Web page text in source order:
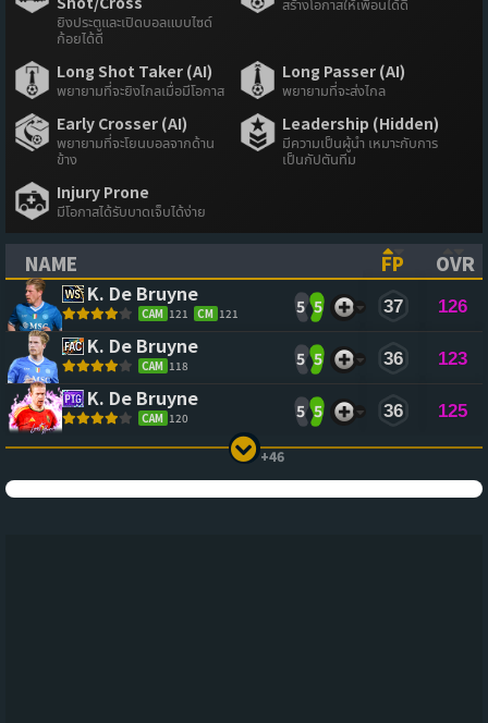
ยิงประตูและเปิดบอลแบบไซด์
ก้อยได้ดี
สร้างโอกาสให้เพื่อนได้ดี
Long Shot Taker (AI)
พยายามที่จะยิงไกลเมื่อมีโอกาส
Long Passer (AI)
พยายามที่จะส่งไกล
Early Crosser (AI)
พยายามที่จะโยนบอลจากด้าน
ข้าง
Leadership (Hidden)
มีความเป็นผู้นำ เหมาะกับการ
เป็นกัปตันทีม
Injury Prone
มีโอกาสได้รับบาดเจ็บได้ง่าย
NAME
(CLICK TO SORT ASCENDING)
FP
OVR
K. De Bruyne
CAM 121 CM 121 5 5 37 126
K. De Bruyne
CAM 118 5 5 36 123
K. De Bruyne
CAM 120 5 5 36 125
+46